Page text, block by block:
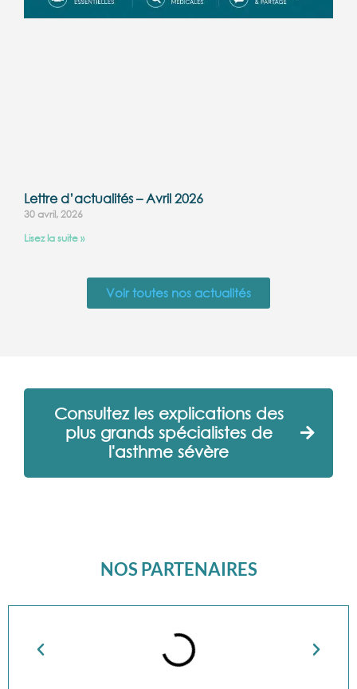
Lettre d’actualités – Avril 2026
30 avril, 2026
Lisez la suite »
Voir toutes nos actualités
Consultez les explications des
plus grands spécialistes de
l'asthme sévère
NOS PARTENAIRES